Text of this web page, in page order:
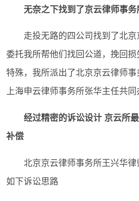
无奈之下找到了京云律师事务
走投无路的四公司找到了北京
委托我所帮他们找回公道，挽回
特殊，我所派出了北京京云律师
上海申云律师事务所张华主任共同
经过精密的诉讼设计 京云所
补偿
北京京云律师事务所王兴华
如下诉讼思路